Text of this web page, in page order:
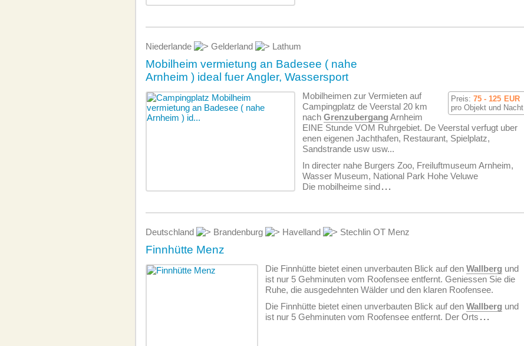
Niederlande Gelderland Lathum
Mobilheim vermietung an Badesee ( nahe
Arnheim ) ideal fuer Angler, Wassersport
Preis: 75 - 125 EUR
pro Objekt und Nacht
Mobilheimen zur Vermieten auf
Campingplatz de Veerstal 20 km
nach Grenzubergang Arnheim
EINE Stunde VOM Ruhrgebiet. De Veerstal verfugt uber
enen eigenen Jachthafen, Restaurant, Spielplatz,
Sandstrande usw usw...
In directer nahe Burgers Zoo, Freiluftmuseum Arnheim,
Wasser Museum, National Park Hohe Veluwe
Die mobilheime sind...
Deutschland Brandenburg Havelland Stechlin OT Menz
Finnhütte Menz
Die Finnhütte bietet einen unverbauten Blick auf den Wallberg und
ist nur 5 Gehminuten vom Roofensee entfernt. Geniessen Sie die
Ruhe, die ausgedehnten Wälder und den klaren Roofensee.
Die Finnhütte bietet einen unverbauten Blick auf den Wallberg und
ist nur 5 Gehminuten vom Roofensee entfernt. Der Orts ...